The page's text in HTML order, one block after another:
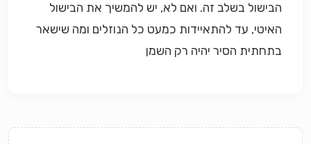
הבישול בשלב זה. ואם לא, יש להמשיך את הבישול
האיטי, עד להתאיידות כמעט כל הנוזלים ומה שישאר
בתחתית הסיר יהיה רק השמן